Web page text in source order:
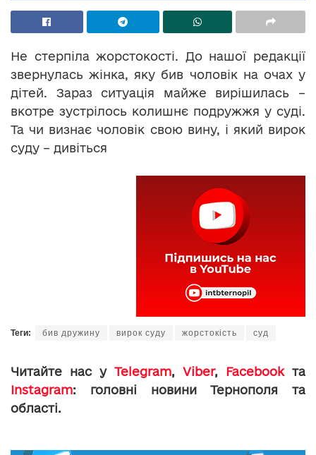
Не стерпіла жорстокості. До нашої редакції
звернулась жінка, яку бив чоловік на очах у
дітей. Зараз ситуація майже вирішилась –
вкотре зустрілось колишнє подружжя у суді.
Та чи визнає чоловік свою вину, і який вирок
суду – дивіться
Теги: бив дружину вирок суду жорстокість суд
Читайте нас у Telegram, Viber, Facebookта
Instagram: головні новини Тернополя та
області.